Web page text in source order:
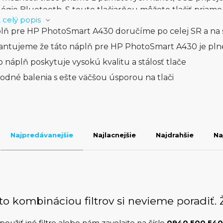
Bluetooth. S touto tlačiarňou môžete tlačiť
proces tlače a umožňuje vám okamžite zachytiť
A430 podporuje rôzne typy médií, vrátane
tlačiť rôzne druhy dokumentov a fotografie s
obnovenia farieb, HP PhotoSmart A430
kaziet. Táto tlačiareň je tiež vybavená
ktorý vám umožňuje rýchlo a jednoducho vybrať
celý popis
pre HP PhotoSmart A430 doručíme po celej SR a
že táto náplň pre HP PhotoSmart A430 je
náplň poskytuje vysokú kvalitu a stálosť tlače
balenia s ešte väčšou úsporou na tlači
Najpredávanejšie Najlacnejšie Najdrahšie
kombináciou filtrov si nevieme poradiť.